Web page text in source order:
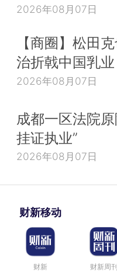
2026年08月07日
【商圈】松田
治折戟中国乳业
2026年08月07日
成都一区法院
挂证执业”
2026年08月07日
财新移动
财新 财新周刊